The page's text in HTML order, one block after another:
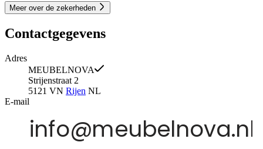
Meer over de zekerheden
Contactgegevens
Adres
MEUBELNOVA
Strijenstraat 2
5121 VN Rijen NL
E-mail